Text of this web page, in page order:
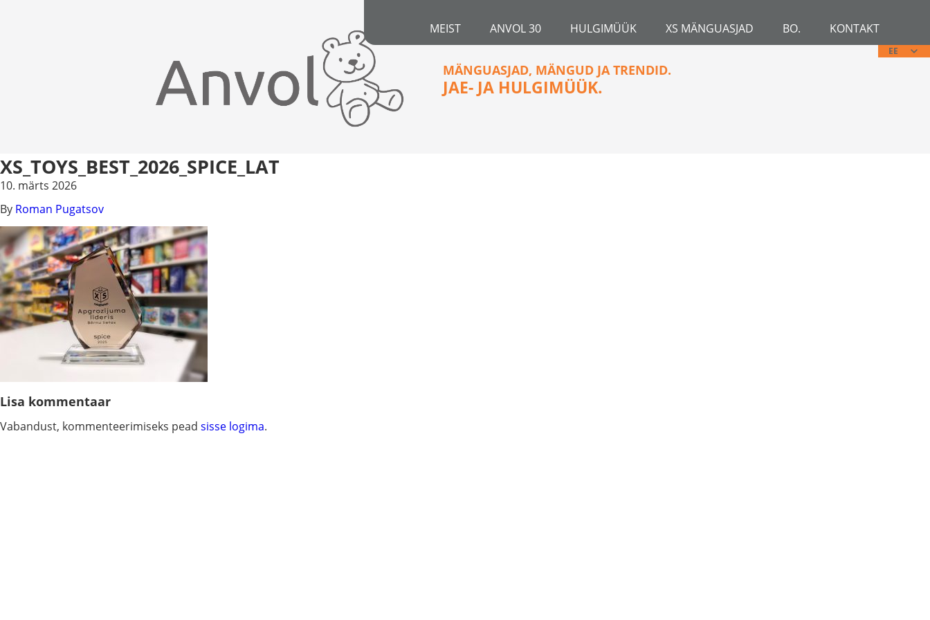
MEIST ANVOL 30 HULGIMÜÜK XS MÄNGUASJAD BO. KONTAKT
EE
MÄNGUASJAD, MÄNGUD JA TRENDID.
JAE- JA HULGIMÜÜK.
XS_TOYS_BEST_2026_SPICE_LAT
10. märts 2026
By Roman Pugatsov
Lisa kommentaar
Vabandust, kommenteerimiseks pead sisse logima.